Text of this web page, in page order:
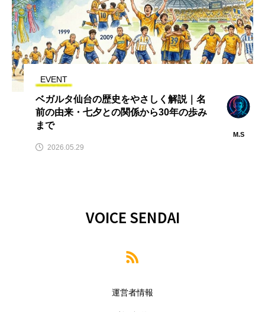
EVENT
ベガルタ仙台の歴史をやさしく解説｜名
前の由来・七夕との関係から30年の歩み
まで
M.S
2026.05.29
VOICE SENDAI
運営者情報